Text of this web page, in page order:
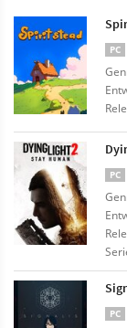
PC
PC
PC